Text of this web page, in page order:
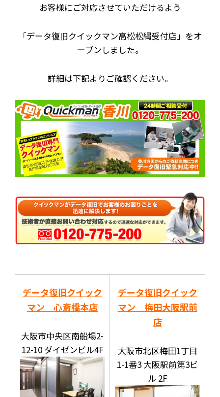
お客様にご対応させていただけるよう
「データ復旧クイックマン高松松縄受付店」をオ
ープンしました。
詳細は下記よりご確認ください。
データ復旧クイック
マン 心斎橋本店
大阪市中央区南船場2-
12-10 ダイゼンビル4F
データ復旧クイック
マン 梅田大阪駅前
店
大阪市北区梅田1丁目
1-1番3 大阪駅前第3ビ
ル 2F